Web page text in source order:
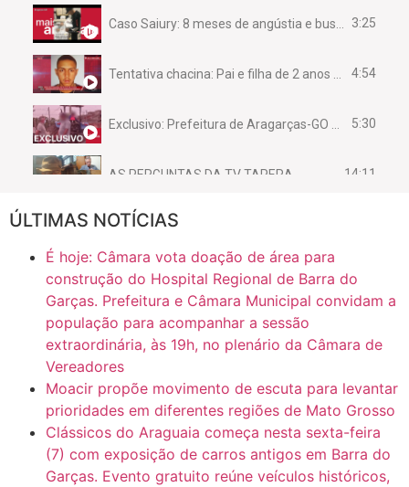
3:25
4:54
5:30
AS PERGUNTAS DA TV TAPERA 14:11
CASO SAIURY - SEM CORTES
Mini Ginásio de Aragarças- Só a bo$ta 6:31
ÚLTIMAS NOTÍCIAS
É hoje: Câmara vota doação de área para
construção do Hospital Regional de Barra do
Garças. Prefeitura e Câmara Municipal convidam a
população para acompanhar a sessão
extraordinária, às 19h, no plenário da Câmara de
Vereadores
Moacir propõe movimento de escuta para levantar
prioridades em diferentes regiões de Mato Grosso
Clássicos do Araguaia começa nesta sexta-feira
(7) com exposição de carros antigos em Barra do
Garças. Evento gratuito reúne veículos históricos,